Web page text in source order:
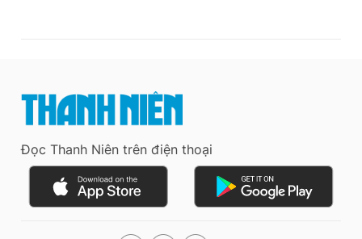
Đọc Thanh Niên trên điện thoại